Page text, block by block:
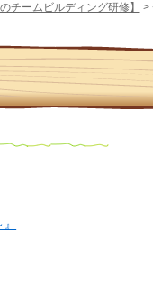
チームビルディング研修】 >